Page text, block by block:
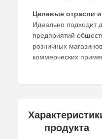
Целевые отрасли
Идеально подходит
предприятий
розничных
коммерческих
продукта